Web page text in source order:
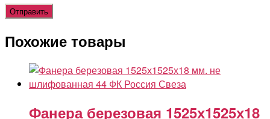
Похожие товары
Фанера березовая 1525х1525х18